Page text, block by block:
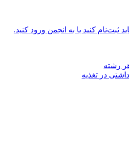
ثبت‌نام کنید یا به انجمن ورود کنید.
رشته
در تغذیه